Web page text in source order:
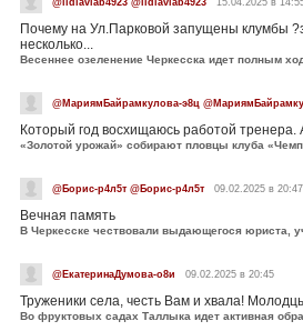
@lidiavlab4923 @lidiavlab4923 15.04.2025 в
Почему на Ул.Парковой запущены клумбы
несколько...
Весеннее озеленение Черкесска идет полным
@МариямБайрамкулова-э8ц
Который год восхищаюсь работой тренера.
«Золотой урожай» собирают пловцы клуба
@Борис-р4л5т @Борис-р4л5т 09.02.2025 в 20:47
Вечная память
@ЕкатеринаДумова-о8и 09.02.2025 в 20:45
Труженики села, честь Вам и хвала!
Во фруктовых садах Таллыка идет активная